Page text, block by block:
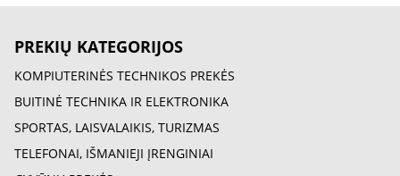
PREKIŲ KATEGORIJOS
KOMPIUTERINĖS TECHNIKOS PREKĖS
BUITINĖ TECHNIKA IR ELEKTRONIKA
SPORTAS, LAISVALAIKIS, TURIZMAS
TELEFONAI, IŠMANIEJI ĮRENGINIAI